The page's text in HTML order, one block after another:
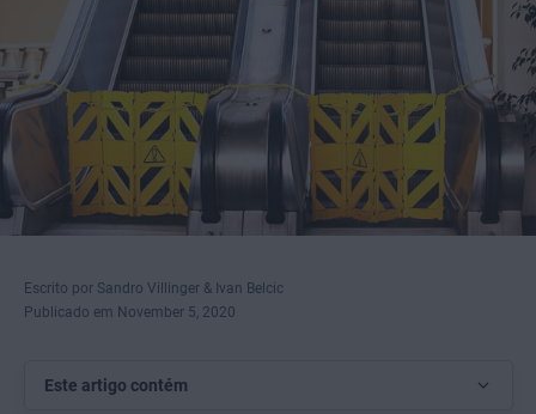
Escrito por Sandro Villinger & Ivan Belcic
Publicado em November 5, 2020
Este artigo contém